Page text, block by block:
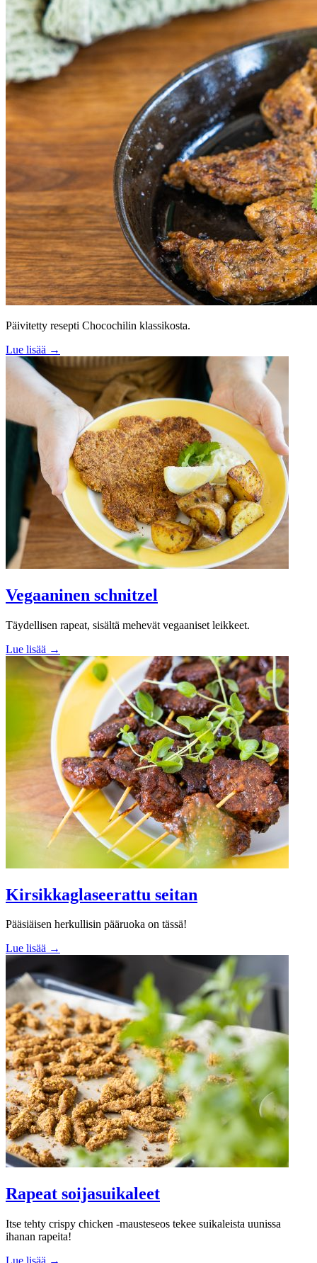
Päivitetty resepti Chocochilin klassikosta.
Lue lisää →
Vegaaninen schnitzel
Täydellisen rapeat, sisältä mehevät vegaaniset leikkeet.
Lue lisää →
Kirsikkaglaseerattu seitan
Pääsiäisen herkullisin pääruoka on tässä!
Lue lisää →
Rapeat soijasuikaleet
Itse tehty crispy chicken -mausteseos tekee suikaleista uunissa
ihanan rapeita!